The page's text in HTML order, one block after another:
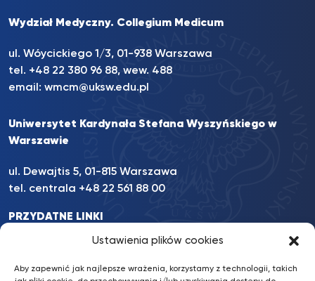
Ustawienia plików cookies
Aby zapewnić jak najlepsze wrażenia, korzystamy z technologii, takich
Wydział Medyczny. Collegium Medicum
ul. Wóycickiego 1/3, 01-938 Warszawa
tel. +48 22 380 96 88, wew. 488
email: wmcm@uksw.edu.pl
Uniwersytet Kardynała Stefana Wyszyńskiego w
Warszawie
ul. Dewajtis 5, 01-815 Warszawa
tel. centrala +48 22 561 88 00
PRZYDATNE LINKI